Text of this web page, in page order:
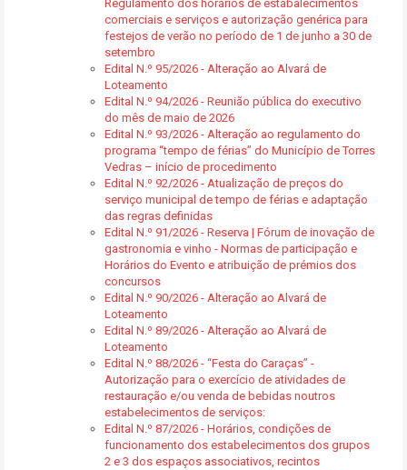
Regulamento dos horários de estabalecimentos
comerciais e serviços e autorização genérica para
festejos de verão no período de 1 de junho a 30 de
setembro
Edital N.º 95/2026 - Alteração ao Alvará de
Loteamento
Edital N.º 94/2026 - Reunião pública do executivo
do mês de maio de 2026
Edital N.º 93/2026 - Alteração ao regulamento do
programa “tempo de férias” do Município de Torres
Vedras – início de procedimento
Edital N.º 92/2026 - Atualização de preços do
serviço municipal de tempo de férias e adaptação
das regras definidas
Edital N.º 91/2026 - Reserva | Fórum de inovação de
gastronomia e vinho - Normas de participação e
Horários do Evento e atribuição de prémios dos
concursos
Edital N.º 90/2026 - Alteração ao Alvará de
Loteamento
Edital N.º 89/2026 - Alteração ao Alvará de
Loteamento
Edital N.º 88/2026 - “Festa do Caraças” -
Autorização para o exercício de atividades de
restauração e/ou venda de bebidas noutros
estabelecimentos de serviços:
Edital N.º 87/2026 - Horários, condições de
funcionamento dos estabelecimentos dos grupos
2 e 3 dos espaços associativos, recintos